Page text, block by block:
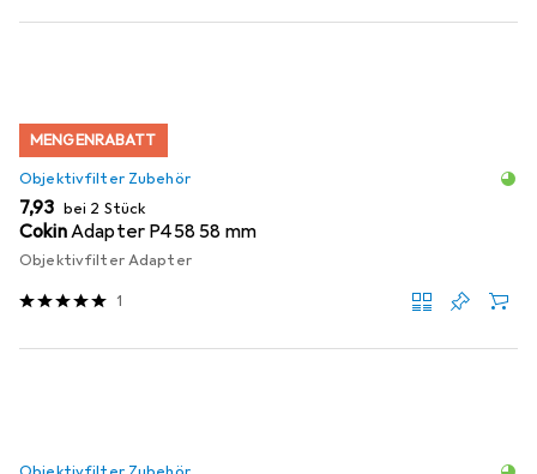
MENGENRABATT
Objektivfilter Zubehör
EUR
7,93 bei 2 Stück
CokinAdapter P458 58 mm
Objektivfilter Adapter
1